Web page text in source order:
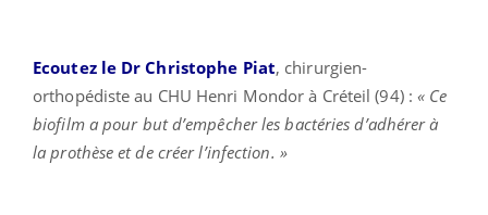
Ecoutez le Dr Christophe Piat, chirurgien-
orthopédiste au CHU Henri Mondor à Créteil (94) :« Ce
biofilm a pour but d’empêcher les bactéries d’adhérer à
la prothèse et de créer l’infection. »